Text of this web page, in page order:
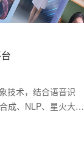
技术，结合语音识
成、NLP、星火大模
互的多场景虚拟人产